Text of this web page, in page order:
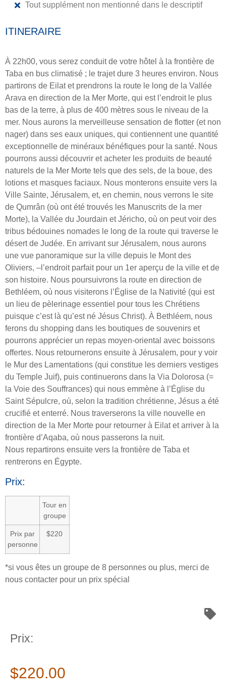
Tout supplément non mentionné dans le descriptif
ITINERAIRE
À 22h00, vous serez conduit de votre hôtel à la frontière de
Taba en bus climatisé ; le trajet dure 3 heures environ. Nous
partirons de Eilat et prendrons la route le long de la Vallée
Arava en direction de la Mer Morte, qui est l’endroit le plus
bas de la terre, à plus de 400 mètres sous le niveau de la
mer. Nous aurons la merveilleuse sensation de flotter (et non
nager) dans ses eaux uniques, qui contiennent une quantité
exceptionnelle de minéraux bénéfiques pour la santé. Nous
pourrons aussi découvrir et acheter les produits de beauté
naturels de la Mer Morte tels que des sels, de la boue, des
lotions et masques faciaux. Nous monterons ensuite vers la
Ville Sainte, Jérusalem, et, en chemin, nous verrons le site
de Qumrân (où ont été trouvés les Manuscrits de la mer
Morte), la Vallée du Jourdain et Jéricho, où on peut voir des
tribus bédouines nomades le long de la route qui traverse le
désert de Judée. En arrivant sur Jérusalem, nous aurons
une vue panoramique sur la ville depuis le Mont des
Oliviers, –l’endroit parfait pour un 1er aperçu de la ville et de
son histoire. Nous poursuivrons la route en direction de
Bethléem, où nous visiterons l’Église de la Nativité (qui est
un lieu de pèlerinage essentiel pour tous les Chrétiens
puisque c’est là qu’est né Jésus Christ). À Bethléem, nous
ferons du shopping dans les boutiques de souvenirs et
pourrons apprécier un repas moyen-oriental avec boissons
offertes. Nous retournerons ensuite à Jérusalem, pour y voir
le Mur des Lamentations (qui constitue les derniers vestiges
du Temple Juif), puis continuerons dans la Via Dolorosa (=
la Voie des Souffrances) qui nous emmène à l’Église du
Saint Sépulcre, où, selon la tradition chrétienne, Jésus a été
crucifié et enterré. Nous traverserons la ville nouvelle en
direction de la Mer Morte pour retourner à Eilat et arriver à la
frontière d’Aqaba, où nous passerons la nuit.
Nous repartirons ensuite vers la frontière de Taba et
rentrerons en Égypte.
Prix:
Tour en
groupe
Prix par
personne
$220
*si vous êtes un groupe de 8 personnes ou plus, merci de
nous contacter pour un prix spécial
Prix:
$220.00